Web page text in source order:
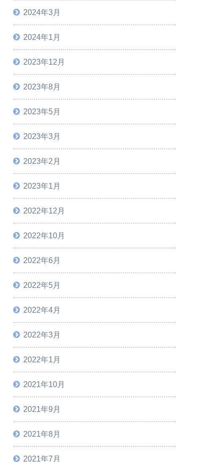
2024年3月
2024年1月
2023年12月
2023年8月
2023年5月
2023年3月
2023年2月
2023年1月
2022年12月
2022年10月
2022年6月
2022年5月
2022年4月
2022年3月
2022年1月
2021年10月
2021年9月
2021年8月
2021年7月